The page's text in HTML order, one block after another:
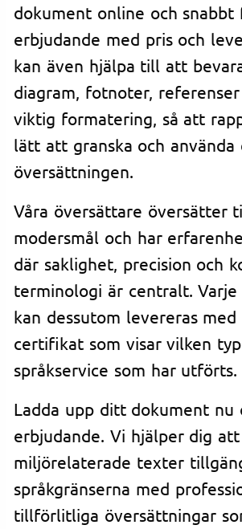
dokument online och
erbjudande med pris och
kan även hjälpa till att
diagram, fotnoter,
viktig formatering, så att
lätt att granska och
översättningen.
Våra översättare översätter
modersmål och har
där saklighet, precision och
terminologi är centralt.
kan dessutom levereras
certifikat som visar vilken
språkservice som har utförts.
Ladda upp ditt dokument nu
erbjudande. Vi hjälper dig
miljörelaterade texter
språkgränserna med
tillförlitliga översättningar